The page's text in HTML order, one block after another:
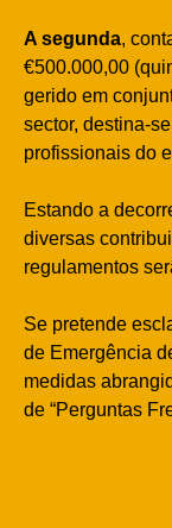
A segunda,
€500.000,00
gerido em
sector, destina-
profissionais do
Estando a
diversas
regulamentos
Se pretende
de Emergência
medidas
de “Perguntas